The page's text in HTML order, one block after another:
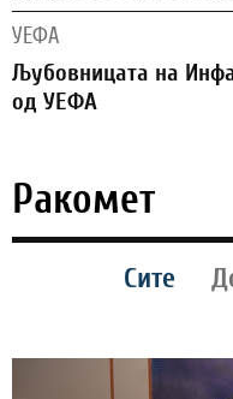
УЕФА
Љубовницата на
од УЕФА
Ракомет
Сите